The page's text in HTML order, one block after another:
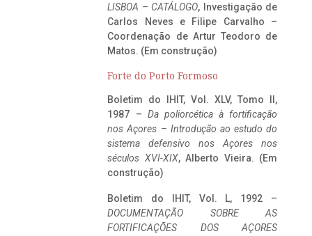
LISBOA – CATÁLOGO, Investigação de
Carlos Neves e Filipe Carvalho –
Coordenação de Artur Teodoro de
Matos. (Em construção)
Forte do Porto Formoso
Boletim do IHIT, Vol. XLV, Tomo II,
1987 – Da poliorcética à fortificação
nos Açores – Introdução ao estudo do
sistema defensivo nos Açores nos
séculos XVI-XIX, Alberto Vieira. (Em
construção)
Boletim do IHIT, Vol. L, 1992 –
DOCUMENTAÇÃO SOBRE AS
FORTIFICAÇÕES DOS AÇORES